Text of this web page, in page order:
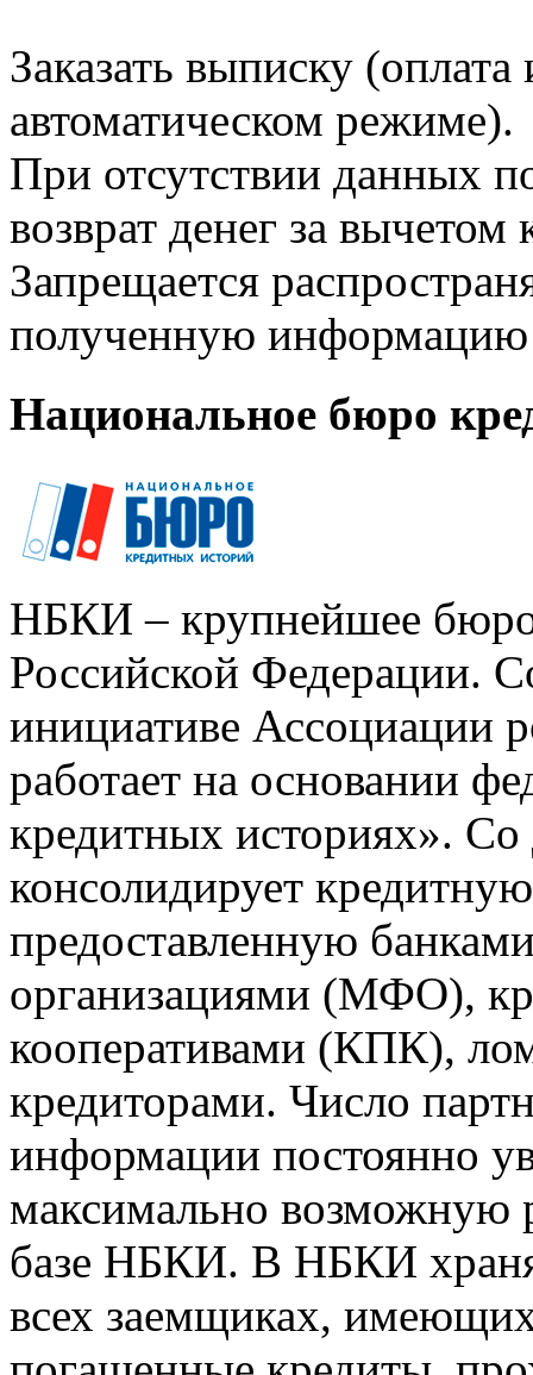
Заказать выписку
автоматическом режиме).
При отсутствии данных
возврат денег за
Запрещается
полученную информацию
Национальное бюро
НБКИ – крупнейшее
Российской Федерации.
инициативе Ассоциации
работает на основании
кредитных историях».
консолидирует
предоставленную
организациями (МФО),
кооперативами (КПК),
кредиторами. Число
информации постоянно
максимально возможную
базе НБКИ. В НБКИ
всех заемщиках,